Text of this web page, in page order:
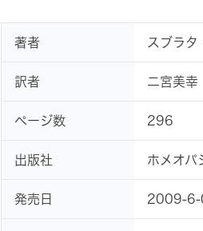
著者 スブラタ
訳者 二宮美幸
ページ数 296
出版社 ホメオパ
発売日 2009-6-